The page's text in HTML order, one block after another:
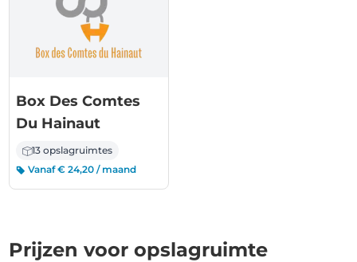
Box Des Comtes
Du Hainaut
13 opslagruimtes
Vanaf € 24,20 / maand
Prijzen voor opslagruimte